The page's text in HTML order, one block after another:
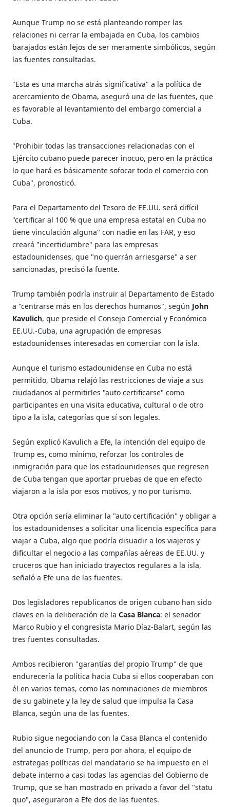
Aunque Trump no se está planteando romper las
relaciones ni cerrar la embajada en Cuba, los cambios
barajados están lejos de ser meramente simbólicos, según
las fuentes consultadas.
"Esta es una marcha atrás significativa" a la política de
acercamiento de Obama, aseguró una de las fuentes, que
es favorable al levantamiento del embargo comercial a
Cuba.
"Prohibir todas las transacciones relacionadas con el
Ejército cubano puede parecer inocuo, pero en la práctica
lo que hará es básicamente sofocar todo el comercio con
Cuba", pronosticó.
Para el Departamento del Tesoro de EE.UU. será difícil
"certificar al 100 % que una empresa estatal en Cuba no
tiene vinculación alguna" con nadie en las FAR, y eso
creará "incertidumbre" para las empresas
estadounidenses, que "no querrán arriesgarse" a ser
sancionadas, precisó la fuente.
Trump también podría instruir al Departamento de Estado
a "centrarse más en los derechos humanos", según John
Kavulich, que preside el Consejo Comercial y Económico
EE.UU.-Cuba, una agrupación de empresas
estadounidenses interesadas en comerciar con la isla.
Aunque el turismo estadounidense en Cuba no está
permitido, Obama relajó las restricciones de viaje a sus
ciudadanos al permitirles "auto certificarse" como
participantes en una visita educativa, cultural o de otro
tipo a la isla, categorías que sí son legales.
Según explicó Kavulich a Efe, la intención del equipo de
Trump es, como mínimo, reforzar los controles de
inmigración para que los estadounidenses que regresen
de Cuba tengan que aportar pruebas de que en efecto
viajaron a la isla por esos motivos, y no por turismo.
Otra opción sería eliminar la "auto certificación" y obligar a
los estadounidenses a solicitar una licencia específica para
viajar a Cuba, algo que podría disuadir a los viajeros y
dificultar el negocio a las compañías aéreas de EE.UU. y
cruceros que han iniciado trayectos regulares a la isla,
señaló a Efe una de las fuentes.
Dos legisladores republicanos de origen cubano han sido
claves en la deliberación de laCasa Blanca: el senador
Marco Rubio y el congresista Mario Díaz-Balart, según las
tres fuentes consultadas.
Ambos recibieron "garantías del propio Trump" de que
endurecería la política hacia Cuba si ellos cooperaban con
él en varios temas, como las nominaciones de miembros
de su gabinete y la ley de salud que impulsa la Casa
Blanca, según una de las fuentes.
Rubio sigue negociando con la Casa Blanca el contenido
del anuncio de Trump, pero por ahora, el equipo de
estrategas políticas del mandatario se ha impuesto en el
debate interno a casi todas las agencias del Gobierno de
Trump, que se han mostrado en privado a favor del "statu
quo", aseguraron a Efe dos de las fuentes.